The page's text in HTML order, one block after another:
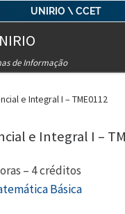
UNIRIO \ CCET
de Informação
e Integral I – TME0112
e Integral I –
– 4 créditos
Básica